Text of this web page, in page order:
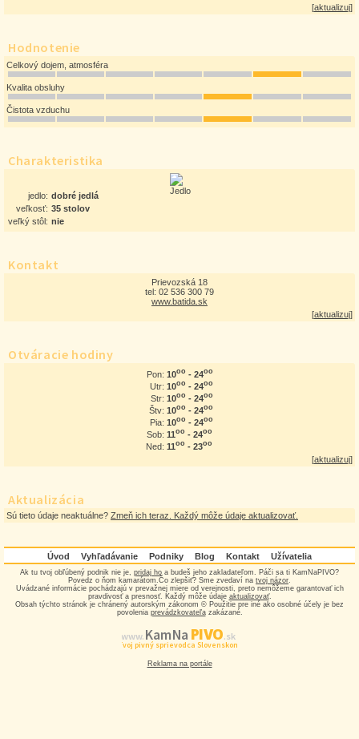
[aktualizuj]
Hodnotenie
Celkový dojem, atmosféra
Kvalita obsluhy
Čistota vzduchu
Charakteristika
jedlo: dobré jedlá
veľkosť: 35 stolov
veľký stôl: nie
Kontakt
Prievozská 18
tel: 02 536 300 79
www.batida.sk
[aktualizuj]
Otváracie hodiny
Pon: 10oo - 24oo
Utr: 10oo - 24oo
Str: 10oo - 24oo
Štv: 10oo - 24oo
Pia: 10oo - 24oo
Sob: 11oo - 24oo
Ned: 11oo - 23oo
[aktualizuj]
Aktualizácia
Sú tieto údaje neaktuálne? Zmeň ich teraz. Každý môže údaje aktualizovať.
Úvod Vyhľadávanie Podniky Blog Kontakt Užívatelia
Ak tu tvoj obľúbený podnik nie je, pridaj ho a budeš jeho zakladateľom. Páči sa ti KamNaPIVO?
Povedz o ňom kamarátom.Čo zlepšiť? Sme zvedaví na tvoj názor.
Uvádzané informácie pochádzajú v prevažnej miere od verejnosti, preto nemôžeme garantovať ich
pravdivosť a presnosť. Každý môže údaje aktualizovať.
Obsah týchto stránok je chránený autorským zákonom © Použitie pre iné ako osobné účely je bez
povolenia prevádzkovateľazakázané.
www.Kam Na PIVO.sk
Tvoj pivný sprievodca Slovenskom
Reklama na portále